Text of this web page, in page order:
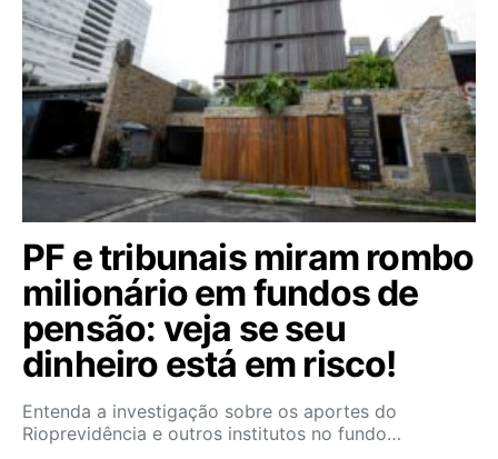
PF e tribunais miram rombo
milionário em fundos de
pensão: veja se seu
dinheiro está em risco!
Entenda a investigação sobre os aportes do
Rioprevidência e outros institutos no fundo…